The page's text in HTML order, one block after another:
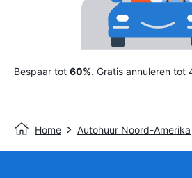
Bespaar tot 60%. Gratis annuleren tot
Home Autohuur Noord-Amerika